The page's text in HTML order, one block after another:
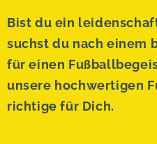
Bist du ein
suchst du nach einem
für einen
unsere hochwertigen
richtige für Dich.